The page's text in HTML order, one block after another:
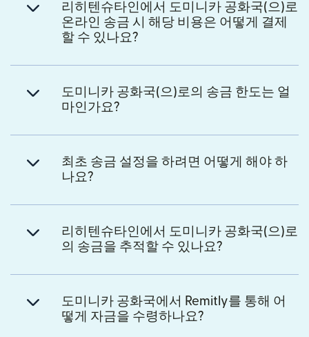
리히텐슈타인에서 도미니카 공화국(으)로
온라인 송금 시 해당 비용은 어떻게 결제
할 수 있나요?
도미니카 공화국(으)로의 송금 한도는 얼
마인가요?
최초 송금 설정을 하려면 어떻게 해야 하
나요?
리히텐슈타인에서 도미니카 공화국(으)로
의 송금을 추적할 수 있나요?
도미니카 공화국에서 Remitly를 통해 어
떻게 자금을 수령하나요?